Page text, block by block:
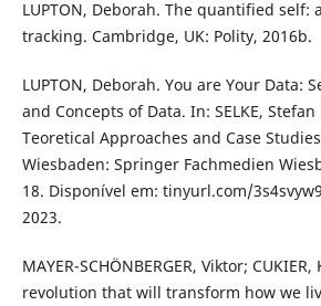
LUPTON, Deborah. The quantified self:
tracking. Cambridge, UK: Polity, 2016b.
LUPTON, Deborah. You are Your Data:
and Concepts of Data. In: SELKE,
Teoretical Approaches and Case
Wiesbaden: Springer Fachmedien
18. Disponível em: tinyurl.com/
2023.
MAYER-SCHÖNBERGER, Viktor;
revolution that will transform how we